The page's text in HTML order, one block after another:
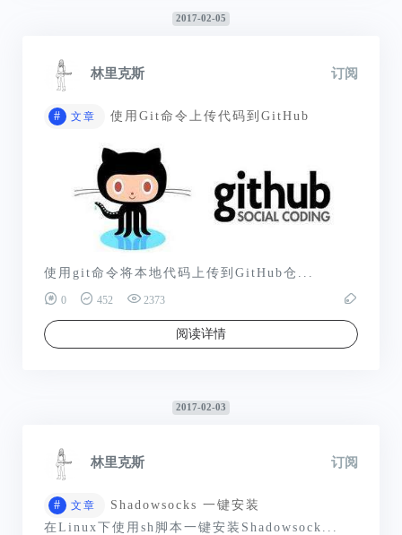
2017-02-05
林里克斯 订阅
# 文章 使用Git命令上传代码到GitHub
使用git命令将本地代码上传到GitHub仓...
0 452 2373
阅读详情
2017-02-03
林里克斯 订阅
# 文章
Shadowsocks 一键安装
在Linux下使用sh脚本一键安装Shadowsock...